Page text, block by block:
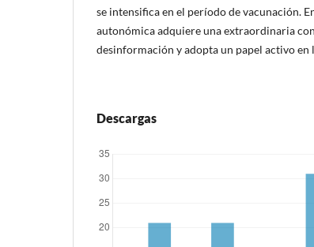
se intensifica en el período de vacunación.
autonómica adquiere una extraordinaria
desinformación y adopta un papel activo en
Descargas